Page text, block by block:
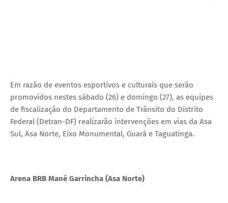
Em razão de eventos esportivos e culturais que serão
promovidos nestes sábado (26) e domingo (27), as equipes
de fiscalização do Departamento de Trânsito do Distrito
Federal (Detran-DF) realizarão intervenções em vias da Asa
Sul, Asa Norte, Eixo Monumental, Guará e Taguatinga.
Arena BRB Mané Garrincha (Asa Norte)